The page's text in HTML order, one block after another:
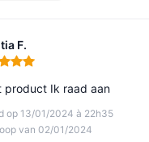
F.
5 van 5
op 13/01/2024 à 22h35
van 02/01/2024
product Ik raad aan